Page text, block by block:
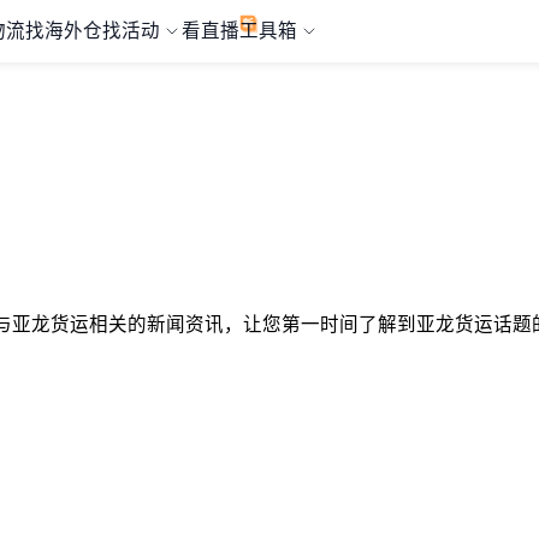
流找海外仓找活动 看直播工具箱
龙货运相关的新闻资讯，让您第一时间了解到亚龙货运话